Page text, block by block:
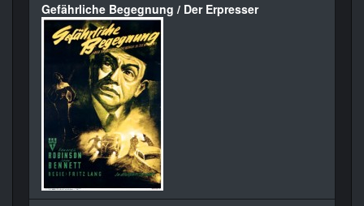
Gefährliche Begegnung / Der Erpresser